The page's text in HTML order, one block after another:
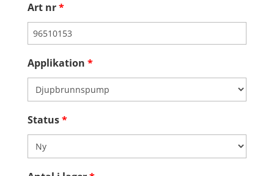
Art nr*
Applikation *
Status*